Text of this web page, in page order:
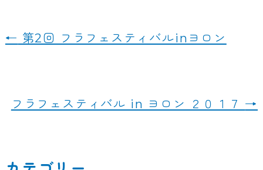
c
e
o
o
← 第2回 フラフェスティバルinヨロン
フラフェスティバル in ヨロン ２０１７ →